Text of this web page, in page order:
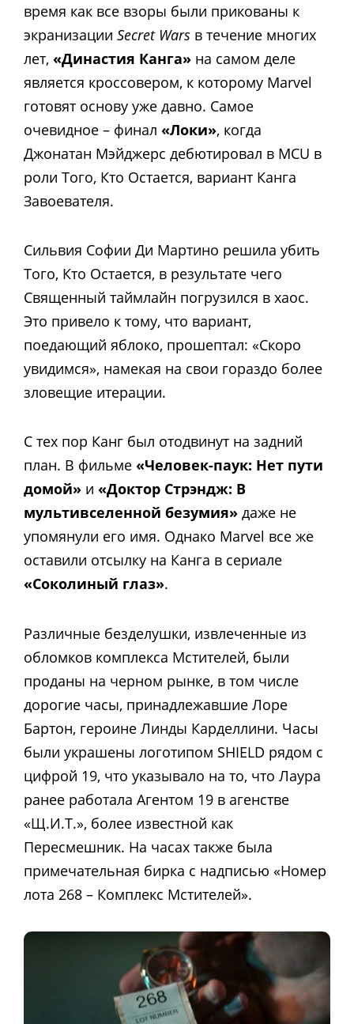
время как все взоры были прикованы к
экранизации Secret Wars в течение многих
лет, «Династия Канга» на самом деле
является кроссовером, к которому Marvel
готовят основу уже давно. Самое
очевидное – финал «Локи», когда
Джонатан Мэйджерс дебютировал в MCU в
роли Того, Кто Остается, вариант Канга
Завоевателя.
Сильвия Софии Ди Мартино решила убить
Того, Кто Остается, в результате чего
Священный таймлайн погрузился в хаос.
Это привело к тому, что вариант,
поедающий яблоко, прошептал: «Скоро
увидимся», намекая на свои гораздо более
зловещие итерации.
С тех пор Канг был отодвинут на задний
план. В фильме «Человек-паук: Нет пути
домой» и «Доктор Стрэндж: В
мультивселенной безумия» даже не
упомянули его имя. Однако Marvel все же
оставили отсылку на Канга в сериале
«Соколиный глаз».
Различные безделушки, извлеченные из
обломков комплекса Мстителей, были
проданы на черном рынке, в том числе
дорогие часы, принадлежавшие Лоре
Бартон, героине Линды Карделлини. Часы
были украшены логотипом SHIELD рядом с
цифрой 19, что указывало на то, что Лаура
ранее работала Агентом 19 в агенстве
«Щ.И.Т.», более известной как
Пересмешник. На часах также была
примечательная бирка с надписью «Номер
лота 268 – Комплекс Мстителей».